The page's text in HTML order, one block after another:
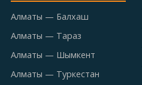
Алматы — Балхаш
Алматы — Тараз
Алматы — Шымкент
Алматы — Туркестан